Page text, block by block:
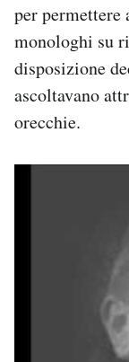
per permettere
monologhi su
disposizione
ascoltavano
orecchie.